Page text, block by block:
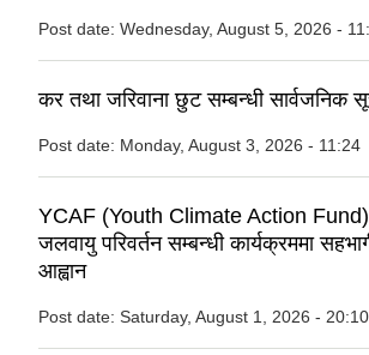
Post date: Wednesday, August 5, 2026 -
कर तथा जरिवाना छुट सम्बन्धी सार्वजनिक
Post date: Monday, August 3, 2026 - 11:24
YCAF (Youth Climate Action Fund)
जलवायु परिवर्तन सम्बन्धी कार्यक्रममा
आह्वान
Post date: Saturday, August 1, 2026 - 20:10